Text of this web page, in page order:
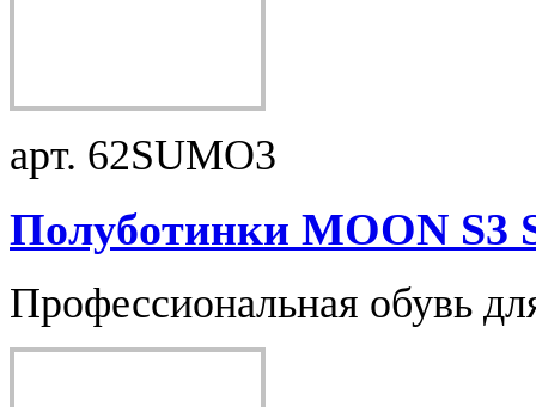
арт. 62SUMO3
Полуботинки MOON S3
Профессиональная обувь